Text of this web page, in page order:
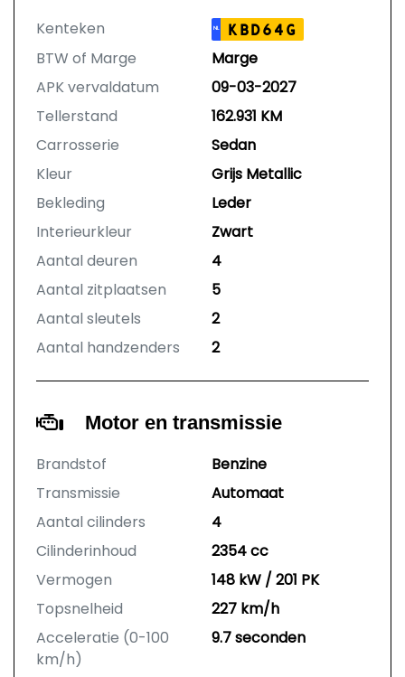
Kenteken NL KBD64G
BTW of Marge
Marge
APK vervaldatum
09-03-2027
Tellerstand
162.931 KM
Carrosserie
Sedan
Kleur
Grijs Metallic
Bekleding
Leder
Interieurkleur
Zwart
Aantal deuren
4
Aantal zitplaatsen
5
Aantal sleutels
2
Aantal handzenders
2
Motor en transmissie
Brandstof
Benzine
Transmissie
Automaat
Aantal cilinders
4
Cilinderinhoud
2354 cc
Vermogen
148 kW / 201 PK
Topsnelheid
227 km/h
Acceleratie (0-100
km/h)
9.7 seconden